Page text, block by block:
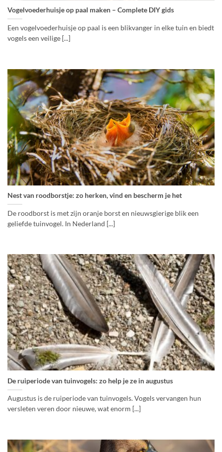
Vogelvoederhuisje op paal maken – Complete DIY gids
Een vogelvoederhuisje op paal is een blikvanger in elke tuin en biedt
vogels een veilige [...]
Nest van roodborstje: zo herken, vind en bescherm je het
De roodborst is met zijn oranje borst en nieuwsgierige blik een
geliefde tuinvogel. In Nederland [...]
De ruiperiode van tuinvogels: zo help je ze in augustus
Augustus is de ruiperiode van tuinvogels. Vogels vervangen hun
versleten veren door nieuwe, wat enorm [...]